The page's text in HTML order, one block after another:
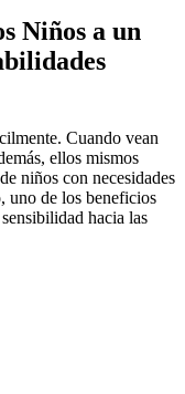
Niños a un
Cuando vean
ellos mismos
niños con necesidades
uno de los beneficios
hacia las